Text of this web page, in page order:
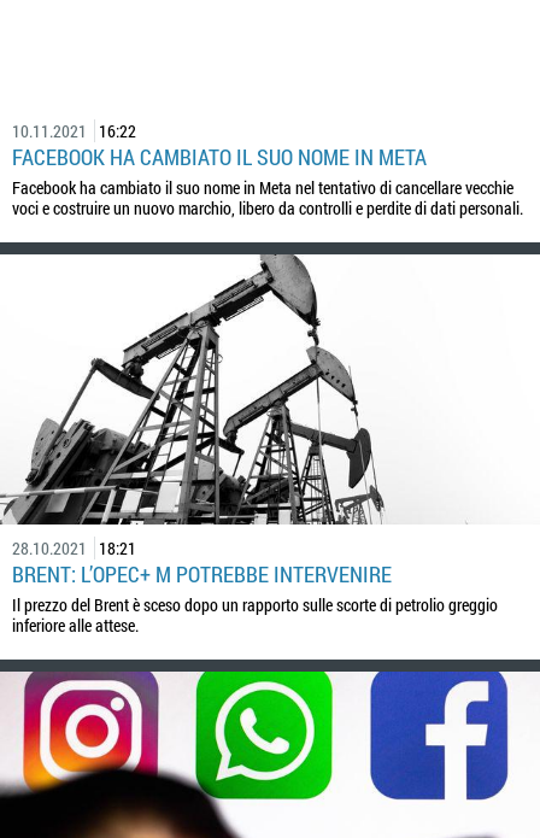
10.11.2021 16:22
FACEBOOK HA CAMBIATO IL SUO NOME IN META
Facebook ha cambiato il suo nome in Meta nel tentativo di cancellare vecchie
voci e costruire un nuovo marchio, libero da controlli e perdite di dati personali.
28.10.2021 18:21
BRENT: L’OPEC+ M POTREBBE INTERVENIRE
Il prezzo del Brent è sceso dopo un rapporto sulle scorte di petrolio greggio
inferiore alle attese.